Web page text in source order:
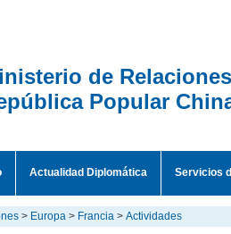
de
Popular
Actualidad Diplomática Servicios
> Europa > Francia > Actividades